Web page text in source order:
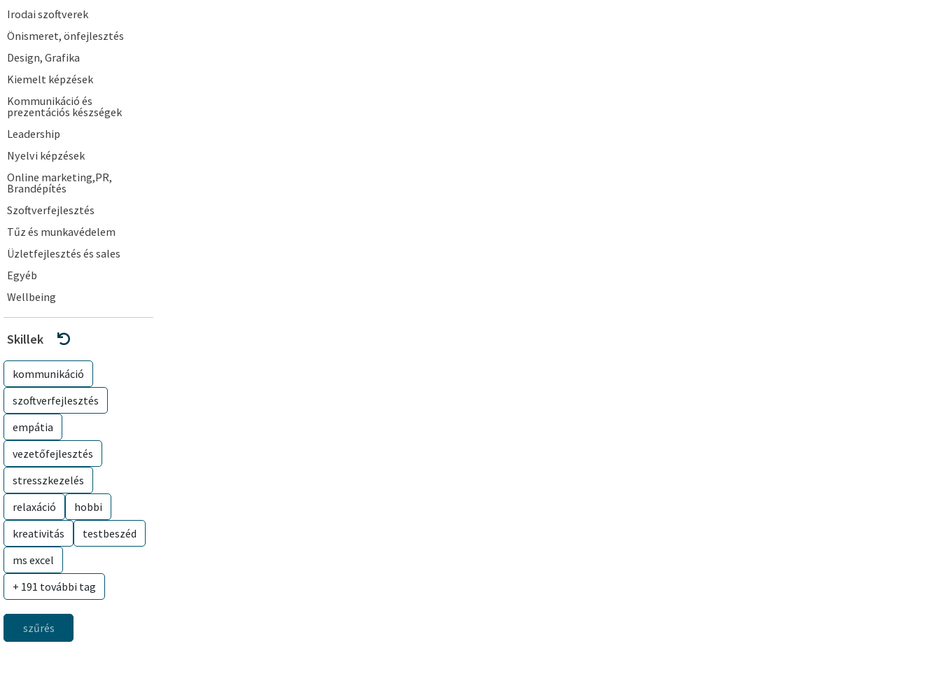
Irodai szoftverek
Önismeret, önfejlesztés
Design, Grafika
Kiemelt képzések
Kommunikáció és
prezentációs készségek
Leadership
Nyelvi képzések
Online marketing,PR,
Brandépítés
Szoftverfejlesztés
Tűz és munkavédelem
Üzletfejlesztés és sales
Egyéb
Wellbeing
Skillek
kommunikáció
szoftverfejlesztés
empátia
vezetőfejlesztés
stresszkezelés
relaxáció
hobbi
kreativitás
testbeszéd
ms excel
+ 191 további tag
szűrés